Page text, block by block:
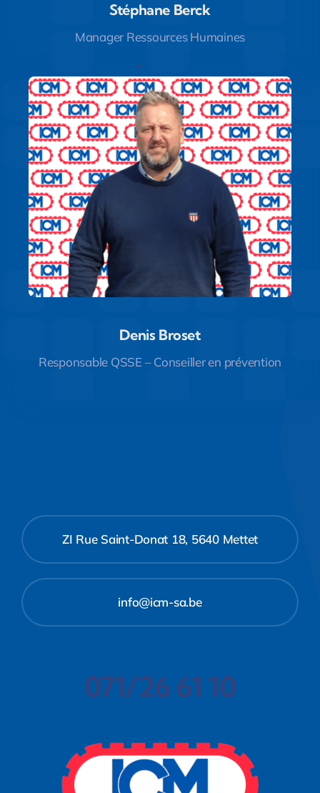
Stéphane Berck
Manager Ressources Humaines
Stéphane Berck
Manager Ressources Humaines
Denis Broset
Responsable QSSE – Conseiller en prévention
Denis Broset
Responsable QSSE – Conseiller en prévention
ZI Rue Saint-Donat 18, 5640 Mettet
info@icm-sa.be
071/26 61 10